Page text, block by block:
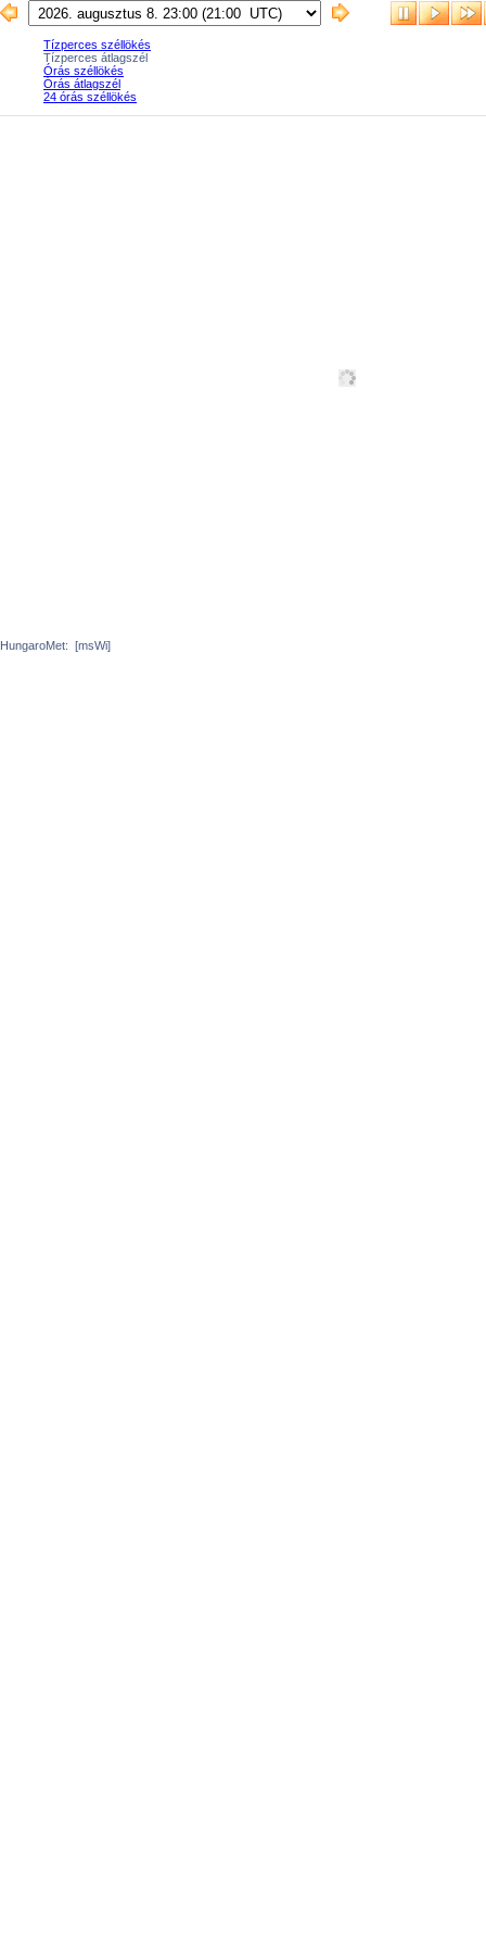
Tízperces széllökés
Tízperces átlagszél
Órás széllökés
Órás átlagszél
24 órás széllökés
HungaroMet: [msWi]